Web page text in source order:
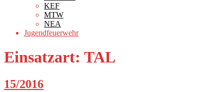
KEF
MTW
NEA
Jugendfeuerwehr
Einsatzart: TAL
15/2016